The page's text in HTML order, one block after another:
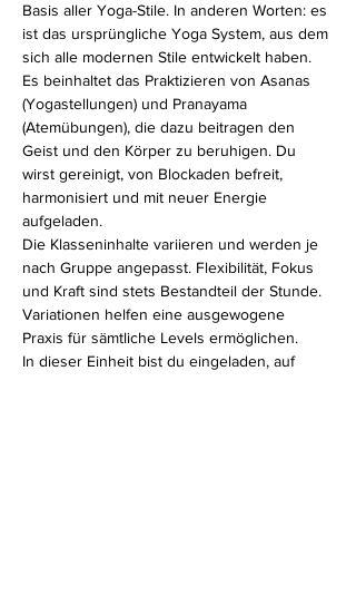
Basis aller Yoga-Stile. In anderen Worten: es
ist das ursprüngliche Yoga System, aus dem
sich alle modernen Stile entwickelt haben.
Es beinhaltet das Praktizieren von Asanas
(Yogastellungen) und Pranayama
(Atemübungen), die dazu beitragen den
Geist und den Körper zu beruhigen. Du
wirst gereinigt, von Blockaden befreit,
harmonisiert und mit neuer Energie
aufgeladen.
Die Klasseninhalte variieren und werden je
nach Gruppe angepasst. Flexibilität, Fokus
und Kraft sind stets Bestandteil der Stunde.
Variationen helfen eine ausgewogene
Praxis für sämtliche Levels ermöglichen.
In dieser Einheit bist du eingeladen, auf